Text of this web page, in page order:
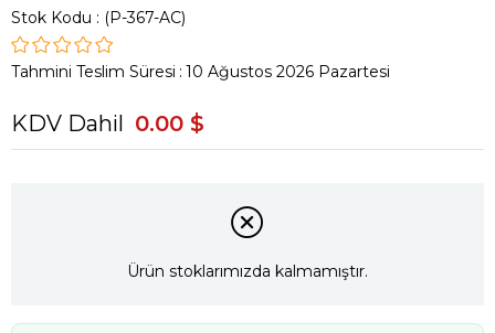
Stok Kodu (P-367-AC)
Tahmini Teslim Süresi : 10 Ağustos 2026 Pazartesi
KDV Dahil 0.00 $
Ürün stoklarımızda kalmamıştır.